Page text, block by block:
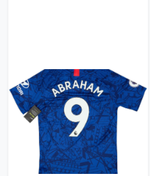
2019-20 Chelsea
Home Shirt Abraham
#9 (S)
119.99£ · ca. €142
Trikot kaufen